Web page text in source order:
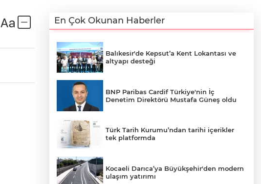
En Çok Okunan Haberler
Balıkesir'de Kepsut’a Kent Lokantası ve
altyapı desteği
BNP Paribas Cardif Türkiye'nin İç
Denetim Direktörü Mustafa Güneş oldu
Türk Tarih Kurumu’ndan tarihi içerikler
tek platformda
Kocaeli Darıca’ya Büyükşehir'den modern
ulaşım yatırımı